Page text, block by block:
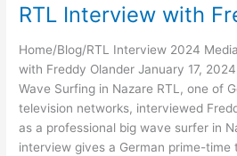
RTL Interview with
Home/Blog/RTL Interview 2024
with Freddy Olander January 17,
Wave Surfing in Nazare RTL, one of
television networks, interviewed
as a professional big wave surfer in
interview gives a German prime-time